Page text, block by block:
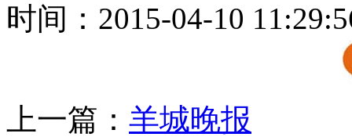
时间：2015-04-10
上一篇： 羊城晚报